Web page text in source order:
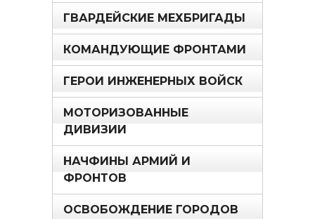
ГВАРДЕЙСКИЕ МЕХБРИГАДЫ
КОМАНДУЮЩИЕ ФРОНТАМИ
ГЕРОИ ИНЖЕНЕРНЫХ ВОЙСК
МОТОРИЗОВАННЫЕ
ДИВИЗИИ
НАЧФИНЫ АРМИЙ И
ФРОНТОВ
ОСВОБОЖДЕНИЕ ГОРОДОВ